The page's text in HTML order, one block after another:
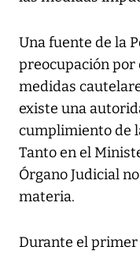
Una fuente de la
preocupación por
medidas
existe una
cumplimiento de
Tanto en el
Órgano Judicial
materia.
Durante el